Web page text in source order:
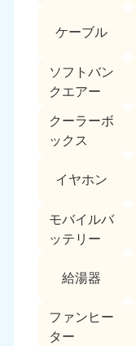
ケーブル
ソフトバン
クエアー
クーラーボ
ックス
イヤホン
モバイルバ
ッテリー
給湯器
ファンヒー
ター
長崎県
050-1880-
大分県
050-1880-
9:00〜19:00 年
050-1880-